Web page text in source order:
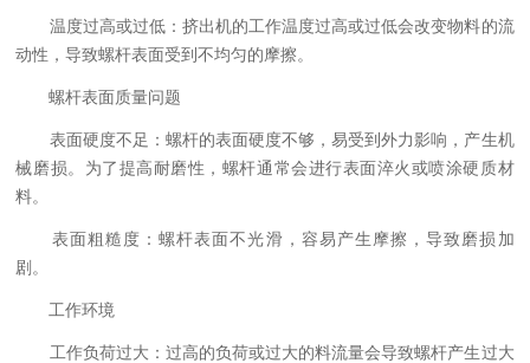
温度过高或过低：挤出机的工作温度过高或过低会改变物料的流
动性，导致螺杆表面受到不均匀的摩擦。
螺杆表面质量问题
表面硬度不足：螺杆的表面硬度不够，易受到外力影响，产生机
械磨损。为了提高耐磨性，螺杆通常会进行表面淬火或喷涂硬质材
料。
表面粗糙度：螺杆表面不光滑，容易产生摩擦，导致磨损加
剧。
工作环境
工作负荷过大：过高的负荷或过大的料流量会导致螺杆产生过大